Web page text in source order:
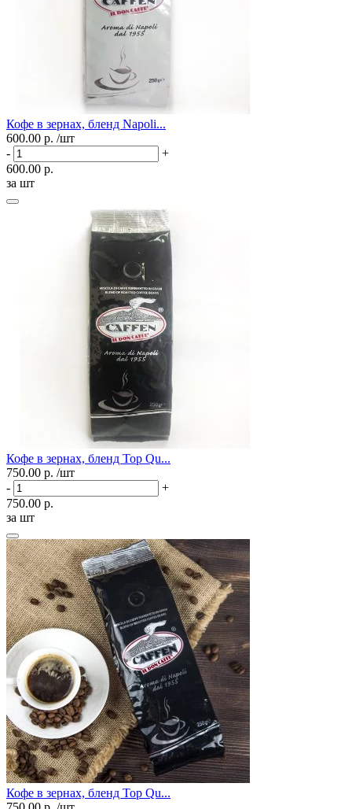
Кофе в зернах, бленд Napoli...
600.00 р. /шт
-
+
600.00 р.
за шт
Кофе в зернах, бленд Top Qu...
750.00 р. /шт
-
+
750.00 р.
за шт
Кофе в зернах, бленд Top Qu...